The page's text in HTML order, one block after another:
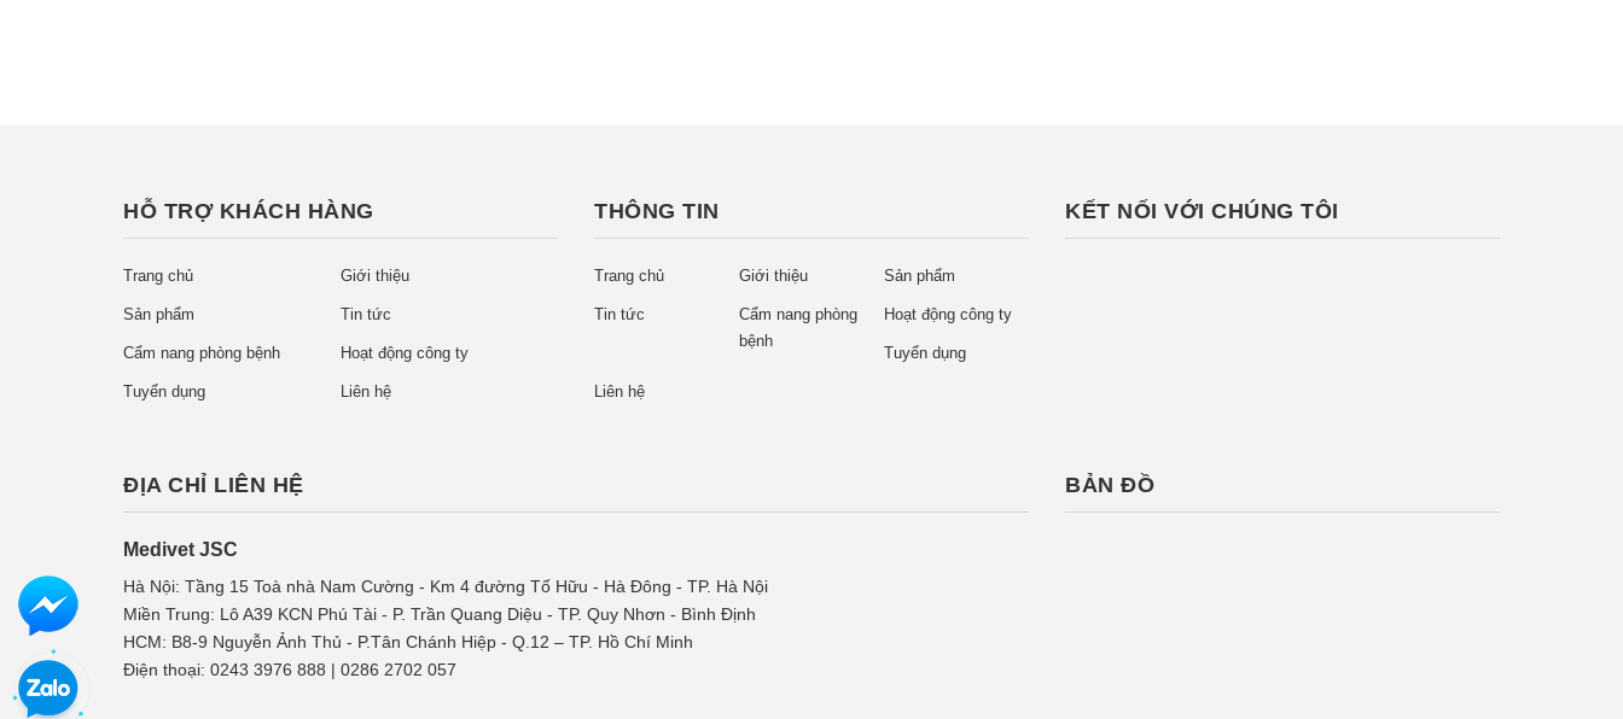
HỖ TRỢ KHÁCH HÀNG
Trang chủ Giới thiệu
Sản phẩm Tin tức
Cẩm nang phòng bệnh Hoạt động công ty
Tuyển dụng Liên hệ
THÔNG TIN
Trang chủ Giới thiệu Sản phẩm
Tin tức
Cẩm nang phòng
bệnh
Hoạt động công ty
Tuyển dụng
Liên hệ
KẾT NỐI VỚI CHÚNG TÔI
ĐỊA CHỈ LIÊN HỆ
Medivet JSC
Hà Nội: Tầng 15 Toà nhà Nam Cường - Km 4 đường Tố Hữu - Hà Đông - TP. Hà Nội
Miền Trung: Lô A39 KCN Phú Tài - P. Trần Quang Diệu - TP. Quy Nhơn - Bình Định
HCM: B8-9 Nguyễn Ảnh Thủ - P.Tân Chánh Hiệp - Q.12 – TP. Hồ Chí Minh
Điện thoại: 0243 3976 888 | 0286 2702 057
BẢN ĐỒ